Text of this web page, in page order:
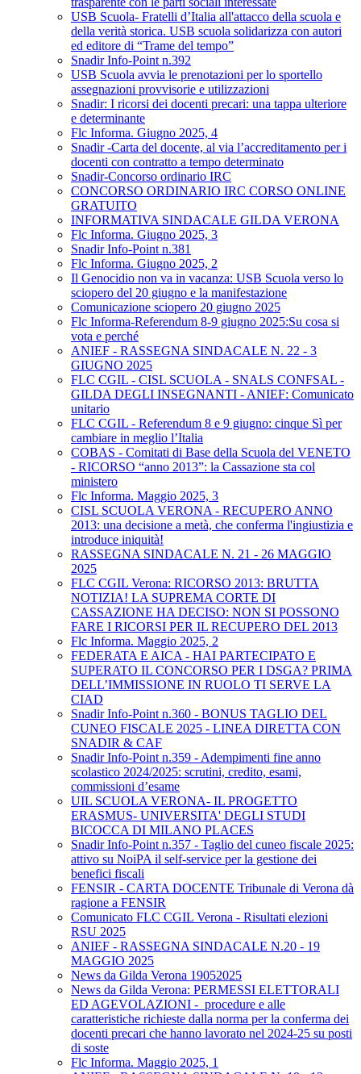
USB Scuola- Fratelli d’Italia all'attacco della scuola e
della verità storica. USB scuola solidarizza con autori
ed editore di “Trame del tempo”
Snadir Info-Point n.392
USB Scuola avvia le prenotazioni per lo sportello
assegnazioni provvisorie e utilizzazioni
Snadir: I ricorsi dei docenti precari: una tappa ulteriore
e determinante
Flc Informa. Giugno 2025, 4
Snadir -Carta del docente, al via l’accreditamento per i
docenti con contratto a tempo determinato
Snadir-Concorso ordinario IRC
CONCORSO ORDINARIO IRC CORSO ONLINE
GRATUITO
INFORMATIVA SINDACALE GILDA VERONA
Flc Informa. Giugno 2025, 3
Snadir Info-Point n.381
Flc Informa. Giugno 2025, 2
Il Genocidio non va in vacanza: USB Scuola verso lo
sciopero del 20 giugno e la manifestazione
Comunicazione sciopero 20 giugno 2025
Flc Informa-Referendum 8-9 giugno 2025:Su cosa si
vota e perché
ANIEF - RASSEGNA SINDACALE N. 22 - 3
GIUGNO 2025
FLC CGIL - CISL SCUOLA - SNALS CONFSAL -
GILDA DEGLI INSEGNANTI - ANIEF: Comunicato
unitario
FLC CGIL - Referendum 8 e 9 giugno: cinque Sì per
cambiare in meglio l’Italia
COBAS - Comitati di Base della Scuola del VENETO
- RICORSO “anno 2013”: la Cassazione sta col
ministero
Flc Informa. Maggio 2025, 3
CISL SCUOLA VERONA - RECUPERO ANNO
2013: una decisione a metà, che conferma l'ingiustizia e
introduce iniquità!
RASSEGNA SINDACALE N. 21 - 26 MAGGIO
2025
FLC CGIL Verona: RICORSO 2013: BRUTTA
NOTIZIA! LA SUPREMA CORTE DI
CASSAZIONE HA DECISO: NON SI POSSONO
FARE I RICORSI PER IL RECUPERO DEL 2013
Flc Informa. Maggio 2025, 2
FEDERATA E AICA - HAI PARTECIPATO E
SUPERATO IL CONCORSO PER I DSGA? PRIMA
DELL’IMMISSIONE IN RUOLO TI SERVE LA
CIAD
Snadir Info-Point n.360 - BONUS TAGLIO DEL
CUNEO FISCALE 2025 - LINEA DIRETTA CON
SNADIR & CAF
Snadir Info-Point n.359 - Adempimenti fine anno
scolastico 2024/2025: scrutini, credito, esami,
commissioni d’esame
UIL SCUOLA VERONA- IL PROGETTO
ERASMUS- UNIVERSITA' DEGLI STUDI
BICOCCA DI MILANO PLACES
Snadir Info-Point n.357 - Taglio del cuneo fiscale 2025:
attivo su NoiPA il self-service per la gestione dei
benefici fiscali
FENSIR - CARTA DOCENTE Tribunale di Verona dà
ragione a FENSIR
Comunicato FLC CGIL Verona - Risultati elezioni
RSU 2025
ANIEF - RASSEGNA SINDACALE N.20 - 19
MAGGIO 2025
News da Gilda Verona 19052025
News da Gilda Verona: PERMESSI ELETTORALI
ED AGEVOLAZIONI - procedure e alle
caratteristiche richieste dalla norma per la conferma dei
docenti precari che hanno lavorato nel 2024-25 su posti
di soste
Flc Informa. Maggio 2025, 1